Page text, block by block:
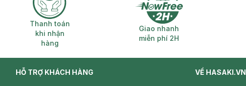
Thanh toán khi nhận hàng
Thanh toán
khi nhận
hàng
Giao nhanh miễn phí 2H
Giao nhanh
miễn phí 2H
HỖ TRỢ KHÁCH HÀNG VỀ HASAKI.VN